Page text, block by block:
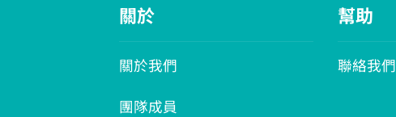
關於
關於我們
團隊成員
幫助
聯絡我們